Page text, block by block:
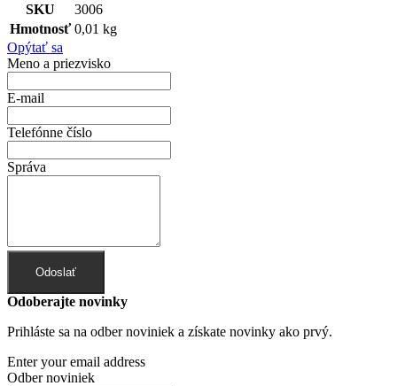
SKU
3006
Hmotnosť 0,01 kg
Opýtať sa
Meno a priezvisko
E-mail
Telefónne číslo
Správa
Odoslať
Odoberajte novinky
Prihláste sa na odber noviniek a získate novinky ako prvý.
Enter your email address
Odber noviniek